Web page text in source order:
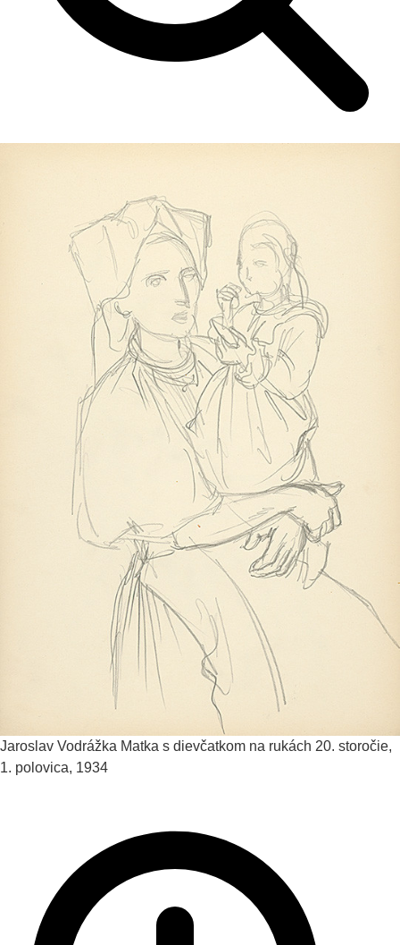
Jaroslav Vodrážka Matka s dievčatkom na rukách 20. storočie,
1. polovica, 1934